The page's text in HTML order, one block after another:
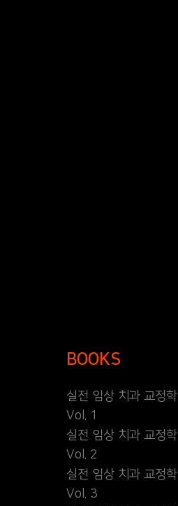
BOOKS
실전 임상 치과 교정학
Vol. 1
실전 임상 치과 교정학
Vol. 2
실전 임상 치과 교정학
Vol. 3